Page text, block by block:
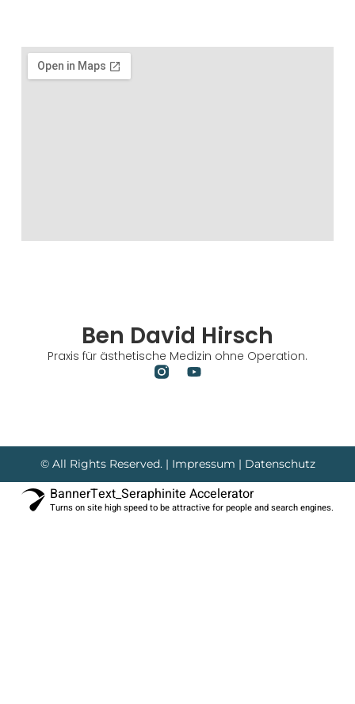
Ben David Hirsch
Praxis für ästhetische Medizin ohne Operation.
© All Rights Reserved. | Impressum | Datenschutz
BannerText_Seraphinite Accelerator
Turns on site high speed to be attractive for people and search engines.